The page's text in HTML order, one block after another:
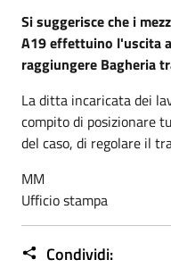
Si suggerisce che i
A19 effettuino l'uscita
raggiungere Bagheria
La ditta incaricata dei
compito di posizionare
del caso, di regolare il
MM
Ufficio stampa
Condividi: